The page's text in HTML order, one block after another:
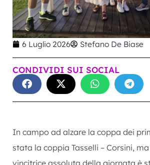
6 Luglio 2026 Stefano De Biase
CONDIVIDI SUI SOCIAL
In campo ad alzare la coppa dei
stata la coppia Tasselli – Corsini,
vincitrice assoluta della giornata è